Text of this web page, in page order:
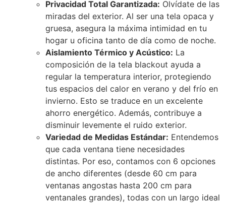
Privacidad Total Garantizada: Olvídate de las
miradas del exterior. Al ser una tela opaca y
gruesa, asegura la máxima intimidad en tu
hogar u oficina tanto de día como de noche.
Aislamiento Térmico y Acústico: La
composición de la tela blackout ayuda a
regular la temperatura interior, protegiendo
tus espacios del calor en verano y del frío en
invierno. Esto se traduce en un excelente
ahorro energético. Además, contribuye a
disminuir levemente el ruido exterior.
Variedad de Medidas Estándar: Entendemos
que cada ventana tiene necesidades
distintas. Por eso, contamos con 6 opciones
de ancho diferentes (desde 60 cm para
ventanas angostas hasta 200 cm para
ventanales grandes), todas con un largo ideal